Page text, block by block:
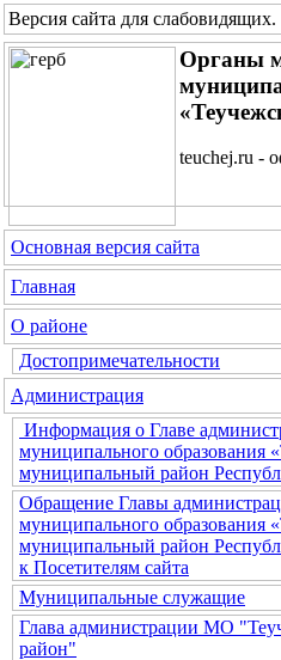
Версия сайта для слабовидящих.
Органы
teuchej.ru -
Основная версия сайта
Главная
О районе
Достопримечательности
Администрация
Информация о Главе
муниципального образования
муниципальный район
Обращение Главы
муниципального образования
муниципальный район
к Посетителям сайта
Муниципальные служащие
Глава администрации МО
район"